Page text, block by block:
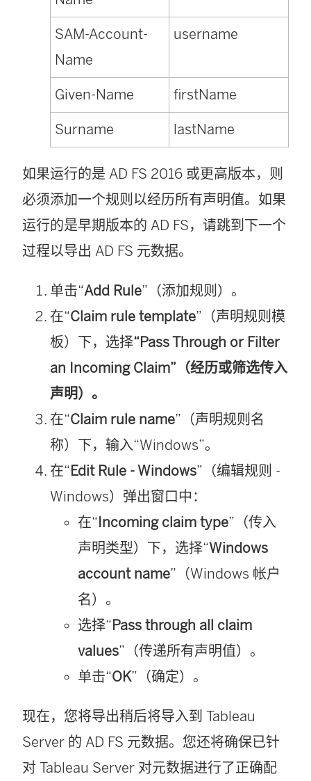
SAM-Account-
Name
username
Given-Name firstName
Surname lastName
如果运行的是 AD FS 2016 或更高版本，则
必须添加一个规则以经历所有声明值。如果
运行的是早期版本的 AD FS，请跳到下一个
过程以导出 AD FS 元数据。
单击“Add Rule”（添加规则）。
在“Claim rule template”（声明规则模
板）下，选择“Pass Through or Filter
an Incoming Claim”（经历或筛选传入
声明）。
在“Claim rule name”（声明规则名
称）下，输入“Windows”。
在“Edit Rule - Windows”（编辑规则 -
Windows）弹出窗口中：
在“Incoming claim type”（传入
声明类型）下，选择“Windows
account name”（Windows 帐户
名）。
选择“Pass through all claim
values”（传递所有声明值）。
单击“OK”（确定）。
现在，您将导出稍后将导入到 Tableau
Server 的 AD FS 元数据。您还将确保已针
对 Tableau Server 对元数据进行了正确配